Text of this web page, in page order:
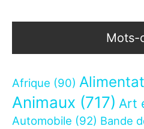
Mots-
Afrique (90)
Animaux (717) Art
Automobile (92) Bande